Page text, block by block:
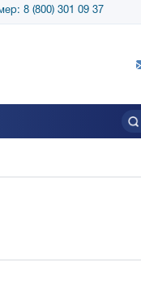
8 (800) 301 09 37